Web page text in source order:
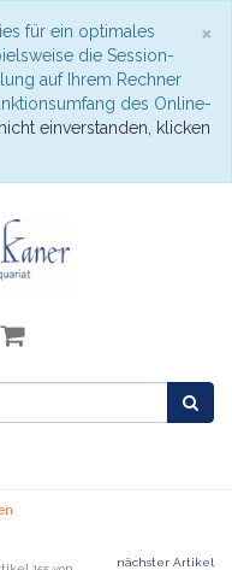
×
für ein optimales
die Session-
auf Ihrem Rechner
des Online-
einverstanden, klicken
nächster Artikel